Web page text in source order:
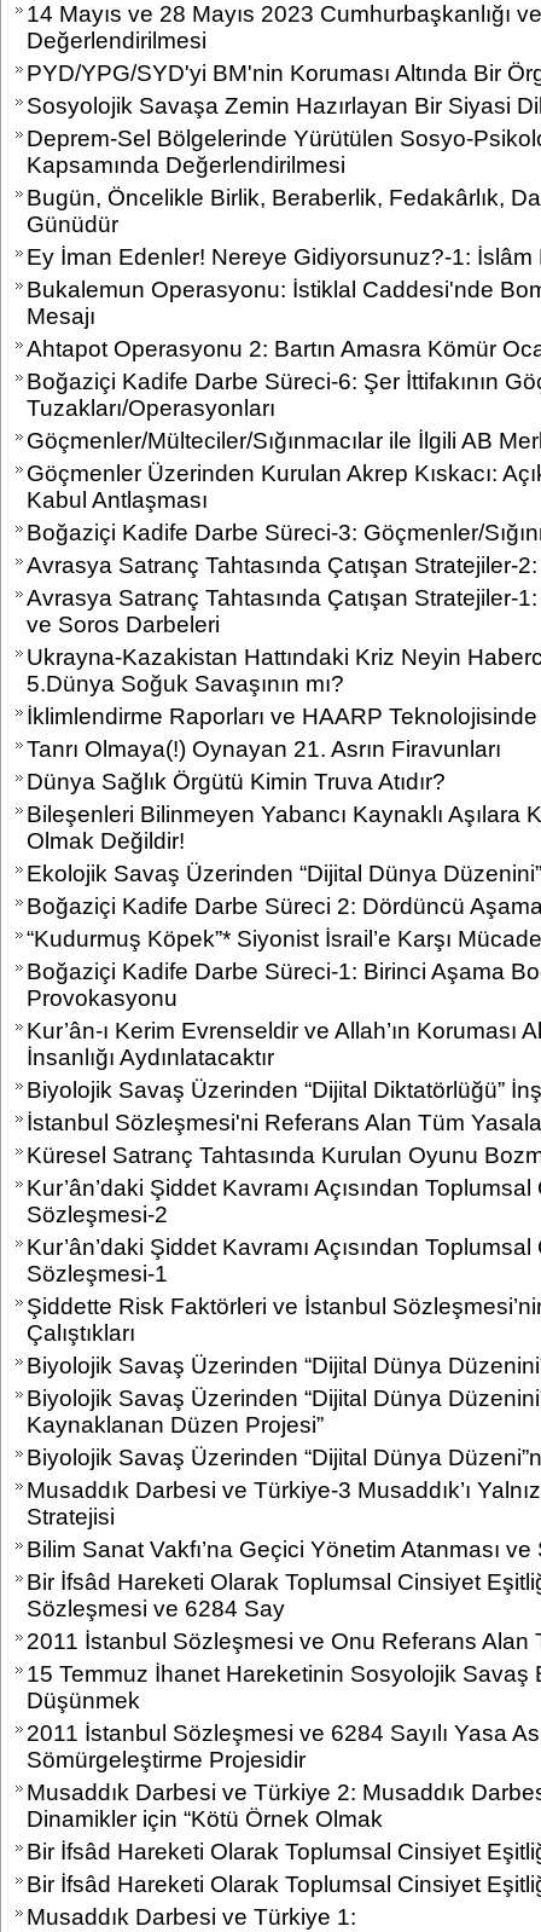
14 Mayıs ve 28 Mayıs 2023 Cumhurbaşkanlığı
Değerlendirilmesi
PYD/YPG/SYD'yi BM'nin Koruması Altında Bir
Sosyolojik Savaşa Zemin Hazırlayan Bir Siyasi
Deprem-Sel Bölgelerinde Yürütülen Sosyo-
Kapsamında Değerlendirilmesi
Bugün, Öncelikle Birlik, Beraberlik, Fedakârlık,
Günüdür
Ey İman Edenler! Nereye Gidiyorsunuz?-1: İslâm
Bukalemun Operasyonu: İstiklal Caddesi'nde
Mesajı
Ahtapot Operasyonu 2: Bartın Amasra Kömür
Boğaziçi Kadife Darbe Süreci-6: Şer İttifakının
Tuzakları/Operasyonları
Göçmenler/Mülteciler/Sığınmacılar ile İlgili AB
Göçmenler Üzerinden Kurulan Akrep Kıskacı:
Kabul Antlaşması
Boğaziçi Kadife Darbe Süreci-3: Göçmenler/
Avrasya Satranç Tahtasında Çatışan Stratejiler-
Avrasya Satranç Tahtasında Çatışan Stratejiler-
ve Soros Darbeleri
Ukrayna-Kazakistan Hattındaki Kriz Neyin
5.Dünya Soğuk Savaşının mı?
İklimlendirme Raporları ve HAARP Teknolojisinde
Tanrı Olmaya(!) Oynayan 21. Asrın Firavunları
Dünya Sağlık Örgütü Kimin Truva Atıdır?
Bileşenleri Bilinmeyen Yabancı Kaynaklı Aşılara
Olmak Değildir!
Ekolojik Savaş Üzerinden “Dijital Dünya
Boğaziçi Kadife Darbe Süreci 2: Dördüncü
“Kudurmuş Köpek”* Siyonist İsrail’e Karşı
Boğaziçi Kadife Darbe Süreci-1: Birinci Aşama
Provokasyonu
Kur’ân-ı Kerim Evrenseldir ve Allah’ın Koruması
İnsanlığı Aydınlatacaktır
Biyolojik Savaş Üzerinden “Dijital Diktatörlüğü”
İstanbul Sözleşmesi'ni Referans Alan Tüm
Küresel Satranç Tahtasında Kurulan Oyunu
Kur’ân’daki Şiddet Kavramı Açısından
Sözleşmesi-2
Kur’ân’daki Şiddet Kavramı Açısından
Sözleşmesi-1
Şiddette Risk Faktörleri ve İstanbul
Çalıştıkları
Biyolojik Savaş Üzerinden “Dijital Dünya
Biyolojik Savaş Üzerinden “Dijital Dünya
Kaynaklanan Düzen Projesi”
Biyolojik Savaş Üzerinden “Dijital Dünya
Musaddık Darbesi ve Türkiye-3 Musaddık’ı
Stratejisi
Bilim Sanat Vakfı’na Geçici Yönetim Atanması
Bir İfsâd Hareketi Olarak Toplumsal Cinsiyet
Sözleşmesi ve 6284 Say
2011 İstanbul Sözleşmesi ve Onu Referans Alan
15 Temmuz İhanet Hareketinin Sosyolojik Savaş
Düşünmek
2011 İstanbul Sözleşmesi ve 6284 Sayılı Yasa
Sömürgeleştirme Projesidir
Musaddık Darbesi ve Türkiye 2: Musaddık
Dinamikler için “Kötü Örnek Olmak
Bir İfsâd Hareketi Olarak Toplumsal Cinsiyet
Bir İfsâd Hareketi Olarak Toplumsal Cinsiyet
Musaddık Darbesi ve Türkiye 1: